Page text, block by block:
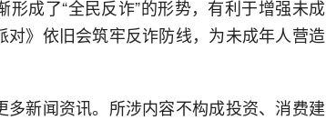
成了“全民反诈”的形势，有利于增强未成
》依旧会筑牢反诈防线，为未成年人营造
新闻资讯。所涉内容不构成投资、消费建